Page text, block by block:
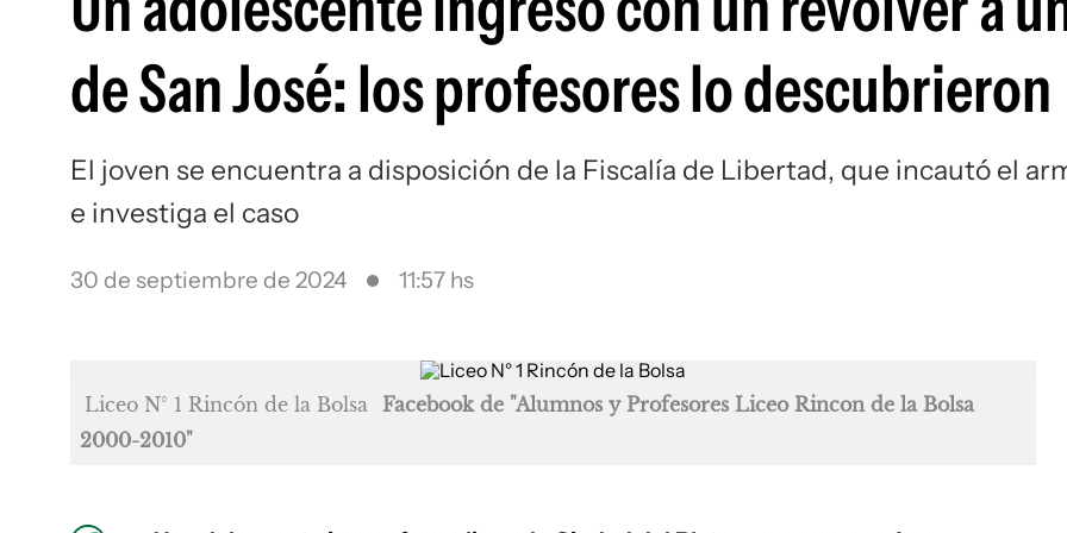
de San José: los profesores lo descubrieron
El joven se encuentra a disposición de la Fiscalía de Libertad, que incautó el
e investiga el caso
30 de septiembre de 2024 11:57 hs
Liceo N° 1 Rincón de la Bolsa Facebook de "Alumnos y Profesores Liceo Rincon de la Bolsa
2000-2010"